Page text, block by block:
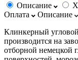
Описание
Оплата
Описание
Клинкерный
производится на
отборной немецкой